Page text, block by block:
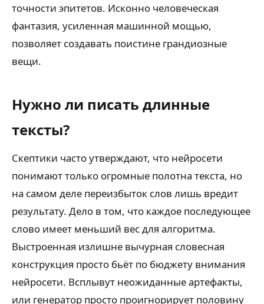
точности эпитетов. Исконно человеческая
фантазия, усиленная машинной мощью,
позволяет создавать поистине грандиозные
вещи.
Нужно ли писать длинные
тексты?
Скептики часто утверждают, что нейросети
понимают только огромные полотна текста, но
на самом деле переизбыток слов лишь вредит
результату. Дело в том, что каждое последующее
слово имеет меньший вес для алгоритма.
Выстроенная излишне вычурная словесная
конструкция просто бьёт по бюджету внимания
нейросети. Всплывут неожиданные артефакты,
или генератор просто проигнорирует половину